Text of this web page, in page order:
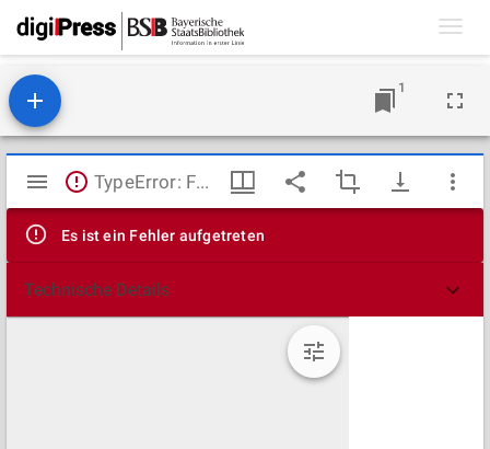
1
Mirador
Viewer
TypeError: Failed to fetch
Es ist ein Fehler aufgetreten
Technische Details